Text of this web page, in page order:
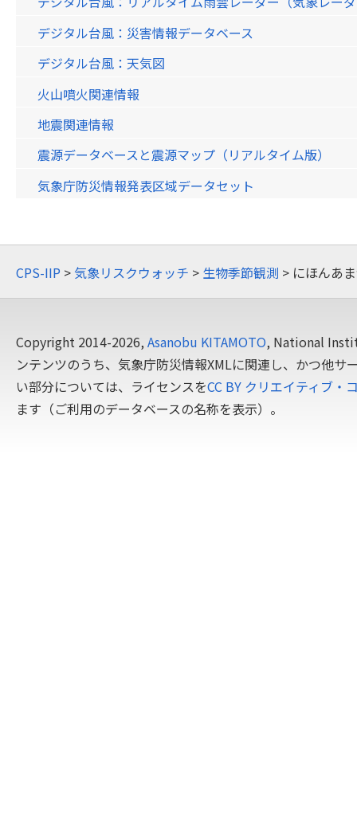
デジタル台風：災害情報データベース
デジタル台風：天気図
火山噴火関連情報
地震関連情報
震源データベースと震源マップ（リアルタイム版）
気象庁防災情報発表区域データセット
CPS-IIP >気象リスクウォッチ > 生物季節観測 > にほんあ
Copyright 2014-2026, Asanobu KITAMOTO, National
ンテンツのうち、気象庁防災情報XMLに関連し、かつ他サ
い部分については、ライセンスをCC BY クリエイティブ・
ます（ご利用のデータベースの名称を表示）。